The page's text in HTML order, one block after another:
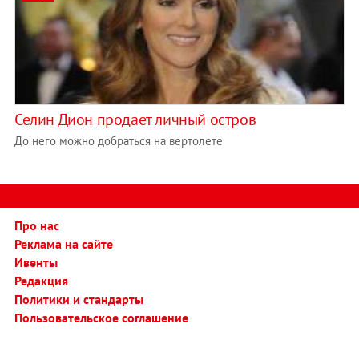
Селин Дион продает личный остров
До него можно добраться на вертолете
Про нас
Реклама на сайте
Ивенты
Редакция
Политики и стандарты
Пользовательское соглашение